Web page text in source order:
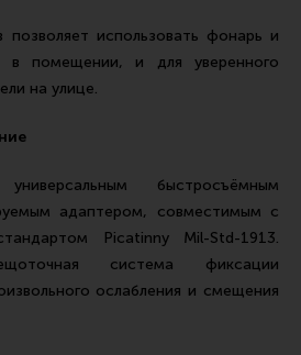
использовать фонарь и
в помещении, и для уверенного
на улице.
быстросъёмным
адаптером, совместимым с
Picatinny Mil-Std-1913.
система фиксации
ослабления и смещения